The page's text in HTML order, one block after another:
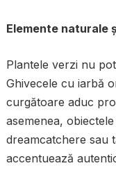
Elemente naturale
Plantele verzi nu
Ghivecele cu iarbă
curgătoare aduc
asemenea,
dreamcatchere sau
accentuează